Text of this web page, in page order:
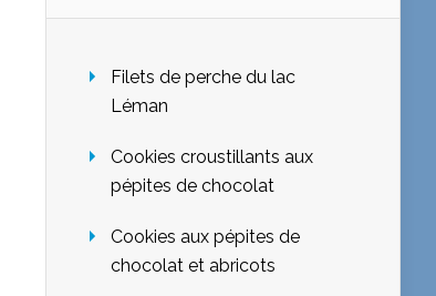
Filets de perche du lac
Léman
Cookies croustillants aux
pépites de chocolat
Cookies aux pépites de
chocolat et abricots